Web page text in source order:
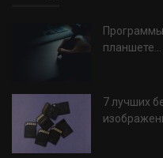
планшете...
7 лучших